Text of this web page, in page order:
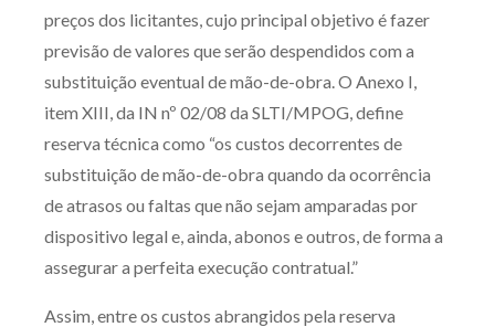
Produtos e serviços
Orientação por Escrito
Mentoria Zênite
Capacitação
preços dos licitantes, cujo principal objetivo é fazer
previsão de valores que serão despendidos com a
substituição eventual de mão-de-obra. O Anexo I,
item XIII, da IN nº 02/08 da SLTI/MPOG, define
reserva técnica como “os custos decorrentes de
substituição de mão-de-obra quando da ocorrência
de atrasos ou faltas que não sejam amparadas por
dispositivo legal e, ainda, abonos e outros, de forma a
assegurar a perfeita execução contratual.”
Assim, entre os custos abrangidos pela reserva